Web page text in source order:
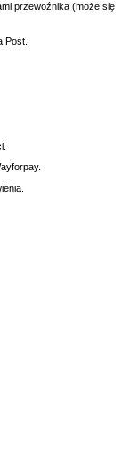
przewoźnika (może się
Post.